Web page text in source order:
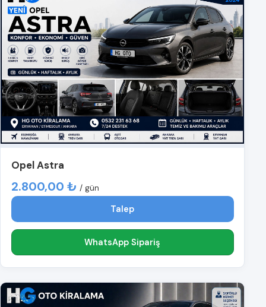
Opel Astra
2.800,00 ₺ / gün
Talep
WhatsApp Sipariş